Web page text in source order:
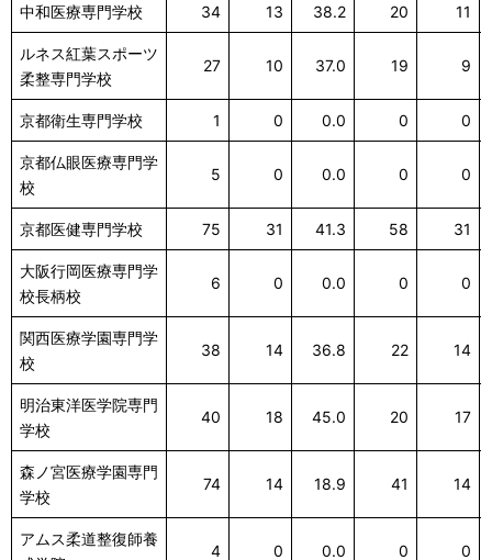
中和医療専門学校 34 13 38.2 20 11
ルネス紅葉スポーツ
柔整専門学校
27 10 37.0 19 9
京都衛生専門学校 1 0 0.0 0 0
京都仏眼医療専門学
校
5 0 0.0 0 0
京都医健専門学校 75 31 41.3 58 31
大阪行岡医療専門学
校長柄校
6 0 0.0 0 0
関西医療学園専門学
校
38 14 36.8 22 14
明治東洋医学院専門
学校
40 18 45.0 20 17
森ノ宮医療学園専門
学校
74 14 18.9 41 14
アムス柔道整復師養
4 0 0.0 0 0